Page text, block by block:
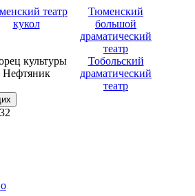
театр
кукол
Тюменский
большой
драматический
театр
культуры
Нефтяник
Тобольский
драматический
театр